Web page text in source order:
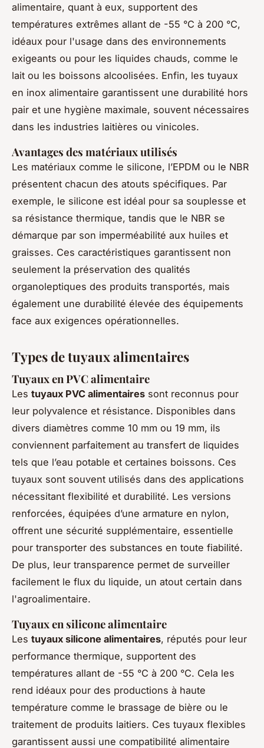
alimentaire, quant à eux, supportent des
températures extrêmes allant de -55 °C à 200 °C,
idéaux pour l'usage dans des environnements
exigeants ou pour les liquides chauds, comme le
lait ou les boissons alcoolisées. Enfin, les tuyaux
en inox alimentaire garantissent une durabilité hors
pair et une hygiène maximale, souvent nécessaires
dans les industries laitières ou vinicoles.
Avantages des matériaux utilisés
Les matériaux comme le silicone, l’EPDM ou le NBR
présentent chacun des atouts spécifiques. Par
exemple, le silicone est idéal pour sa souplesse et
sa résistance thermique, tandis que le NBR se
démarque par son imperméabilité aux huiles et
graisses. Ces caractéristiques garantissent non
seulement la préservation des qualités
organoleptiques des produits transportés, mais
également une durabilité élevée des équipements
face aux exigences opérationnelles.
Types de tuyaux alimentaires
Tuyaux en PVC alimentaire
Les tuyaux PVC alimentaires sont reconnus pour
leur polyvalence et résistance. Disponibles dans
divers diamètres comme 10 mm ou 19 mm, ils
conviennent parfaitement au transfert de liquides
tels que l’eau potable et certaines boissons. Ces
tuyaux sont souvent utilisés dans des applications
nécessitant flexibilité et durabilité. Les versions
renforcées, équipées d’une armature en nylon,
offrent une sécurité supplémentaire, essentielle
pour transporter des substances en toute fiabilité.
De plus, leur transparence permet de surveiller
facilement le flux du liquide, un atout certain dans
l'agroalimentaire.
Tuyaux en silicone alimentaire
Les tuyaux silicone alimentaires, réputés pour leur
performance thermique, supportent des
températures allant de -55 °C à 200 °C. Cela les
rend idéaux pour des productions à haute
température comme le brassage de bière ou le
traitement de produits laitiers. Ces tuyaux flexibles
garantissent aussi une compatibilité alimentaire